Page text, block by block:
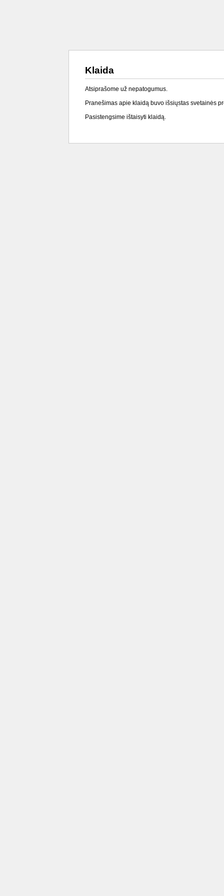
Klaida
Atsiprašome už nepatogumus.
Pranešimas apie klaidą buvo išsiųstas svetainės
Pasistengsime ištaisyti klaidą.